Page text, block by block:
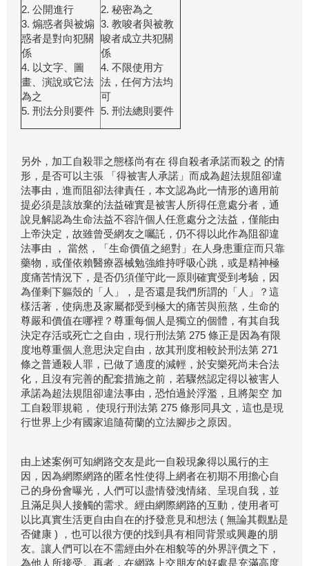
2. 公開進行
3. 煽惑者與被煽
惑者是對向犯關
係
4. 以文字、圖
畫、演說或它法
為之
5. 刑法分則要件
2. 秘密為之
3. 教唆者與被教
唆者成立共犯關
係
4. 不限使用方
法，任何方法均
可
5. 刑法總則要件
另外，加工自殺罪之態樣尚有在 得自殺者承諾而殺之 的情
形，是否可以主張 「得被害人承諾」而成為超法規阻卻違
法事由，進而阻卻法律責任，本文認為此一情形的適用前
提必須是該放棄的法益確實是被害人所得任意處分者，通
說見解認為生命法益不容許個人任意處分之法益，僅能由
上帝決定，故雖曾受網友之囑託，仍不得以此作為阻卻違
法事由 ， 當然，「生命價值之絕對」在人身患重症而只靠
藥物，或僅依賴醫療器械勉強維持呼吸心跳，或是精神極
度痛苦情況下，是否仍須僅守此一原則確實受到考驗，因
為僅剩下軀殼的「人」，是否還是我們所謂的「人」？這
樣活著，使病患及家屬都受到極大的痛苦與煎熬，生命的
尊嚴和價值在哪裡？尊重每個人是獨立的個體，有其自我
決定存活或死亡之自由，現行刑法第 275 條正是因為有限
度地尊重個人意思決定自由，故其刑度相較於刑法第 271
條之普通殺人罪，已做了適度的減輕，於安樂死尚未合法
化，且沒有完善的配套措施之前，若驟然認定得以被害人
承諾為超法規阻卻違法事由，恐怕過於浮濫，且將架空 加
工自殺罪規範， 使現行刑法第 275 條形同具文，這也是現
行世界上少有國家追隨荷蘭的立法腳步之原因。
由上述案例可知網路交友是此一自殺現象得以風行的主
因，因為網際網路的匿名性使得上網者在初期不用擔心自
己的身份會曝光，人們可以盡情發洩情緒、呈現自我，並
且滿足與人接觸的需求。經由網際網路的互動，使用者可
以比真實生活更自由自在的抒發意見和想法 ( 無論其觀點是
否健康 ) ，也可以很方便的找到具有相同背景或興趣的朋
友。讓人們可以在不需經由外在相貌等的外界評價之下，
為他人所接受。再者，在網路上交朋友的好處是充滿高度